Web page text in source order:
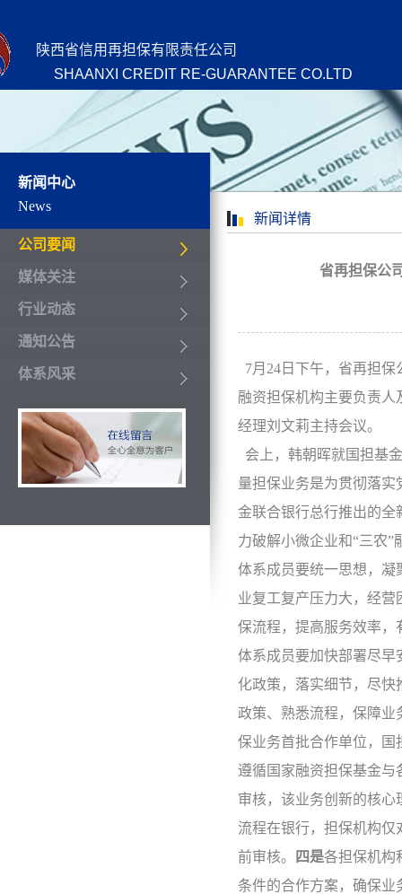
陕西省信用再担保有限责任公司
SHAANXI CREDIT RE-GUARANTEE CO.LTD
新闻中心
News
公司要闻
媒体关注
行业动态
通知公告
体系风采
新闻详情
省再担保公
7月24日下午，省再担
融资担保机构主要负责
经理刘文莉主持会议。
会上，韩朝晖就国担基
量担保业务是为贯彻落实
金联合银行总行推出的全
力破解小微企业和“三农
体系成员要统一思想，凝
业复工复产压力大，经营
保流程，提高服务效率，
体系成员要加快部署尽早
化政策，落实细节，尽
政策、熟悉流程，保障业
保业务首批合作单位，国
遵循国家融资担保基金与
审核，该业务创新的核心
流程在银行，担保机构
前审核。
四是各担保机构
条件的合作方案，确保业